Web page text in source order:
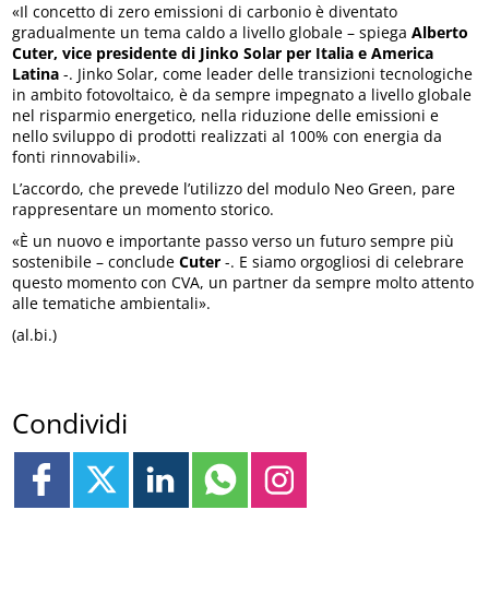
«Il concetto di zero emissioni di carbonio è diventato
gradualmente un tema caldo a livello globale – spiegaAlberto
Cuter, vice presidente di Jinko Solar per Italia e America
Latina -. Jinko Solar, come leader delle transizioni tecnologiche
in ambito fotovoltaico, è da sempre impegnato a livello globale
nel risparmio energetico, nella riduzione delle emissioni e
nello sviluppo di prodotti realizzati al 100% con energia da
fonti rinnovabili».
L’accordo, che prevede l’utilizzo del modulo Neo Green, pare
rappresentare un momento storico.
«È un nuovo e importante passo verso un futuro sempre più
sostenibile – concludeCuter -. E siamo orgogliosi di celebrare
questo momento con CVA, un partner da sempre molto attento
alle tematiche ambientali».
(al.bi.)
Condividi